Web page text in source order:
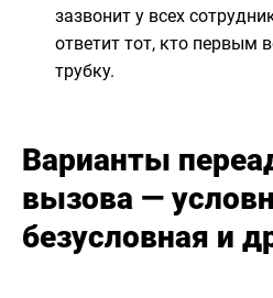
зазвонит у всех
ответит тот, кто первым
трубку.
Варианты
вызова —
безусловная и